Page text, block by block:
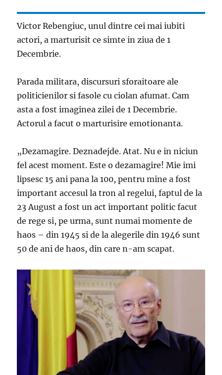
Victor Rebengiuc, unul dintre cei mai iubiti
actori, a marturisit ce simte in ziua de 1
Decembrie.
Parada militara, discursuri sforaitoare ale
politicienilor si fasole cu ciolan afumat. Cam
asta a fost imaginea zilei de 1 Decembrie.
Actorul a facut o marturisire emotionanta.
„Dezamagire. Deznadejde. Atat. Nu e in niciun
fel acest moment. Este o dezamagire! Mie imi
lipsesc 15 ani pana la 100, pentru mine a fost
important accesul la tron al regelui, faptul de la
23 August a fost un act important politic facut
de rege si, pe urma, sunt numai momente de
haos – din 1945 si de la alegerile din 1946 sunt
50 de ani de haos, din care n-am scapat.